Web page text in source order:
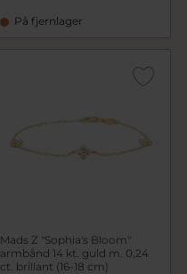
På fjernlager
Mads Z "Sophia's Bloom"
armbånd 14 kt. guld m. 0,24
ct. brillant (16-18 cm)